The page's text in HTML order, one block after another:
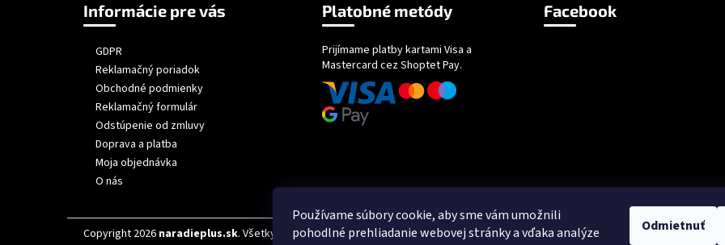
Používame súbory cookie, aby sme vám umožnili
pohodlné prehliadanie webovej stránky a vďaka analýze
Odmietnuť
Informácie pre vás
GDPR
Reklamačný poriadok
Obchodné podmienky
Reklamačný formulár
Odstúpenie od zmluvy
Doprava a platba
Moja objednávka
O nás
Platobné metódy
Prijímame platby kartami Visa a
Mastercard cez Shoptet Pay.
Facebook
Copyright 2026 naradieplus.sk. Všetky práva vyhradené.Upraviť nastavenie cookies